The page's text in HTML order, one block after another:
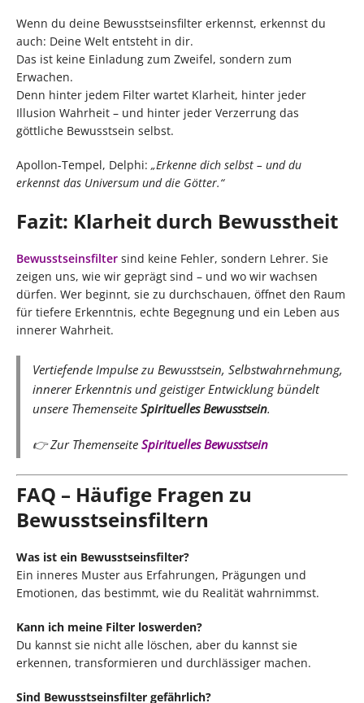
Wenn du deine Bewusstseinsfilter erkennst, erkennst du
auch: Deine Welt entsteht in dir.
Das ist keine Einladung zum Zweifel, sondern zum
Erwachen.
Denn hinter jedem Filter wartet Klarheit, hinter jeder
Illusion Wahrheit – und hinter jeder Verzerrung das
göttliche Bewusstsein selbst.
Apollon-Tempel, Delphi: „Erkenne dich selbst – und du
erkennst das Universum und die Götter.“
Fazit: Klarheit durch Bewusstheit
Bewusstseinsfilter sind keine Fehler, sondern Lehrer. Sie
zeigen uns, wie wir geprägt sind – und wo wir wachsen
dürfen. Wer beginnt, sie zu durchschauen, öffnet den Raum
für tiefere Erkenntnis, echte Begegnung und ein Leben aus
innerer Wahrheit.
Vertiefende Impulse zu Bewusstsein, Selbstwahrnehmung,
innerer Erkenntnis und geistiger Entwicklung bündelt
unsere Themenseite Spirituelles Bewusstsein.
👉 Zur Themenseite Spirituelles Bewusstsein
FAQ – Häufige Fragen zu
Bewusstseinsfiltern
Was ist ein Bewusstseinsfilter?
Ein inneres Muster aus Erfahrungen, Prägungen und
Emotionen, das bestimmt, wie du Realität wahrnimmst.
Kann ich meine Filter loswerden?
Du kannst sie nicht alle löschen, aber du kannst sie
erkennen, transformieren und durchlässiger machen.
Sind Bewusstseinsfilter gefährlich?